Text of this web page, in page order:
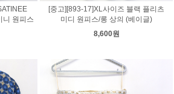
니 원피스
[중고][893-17]XL사이즈 블랙 플리츠
미디 원피스/롱 상의 (베이글)
8,600원